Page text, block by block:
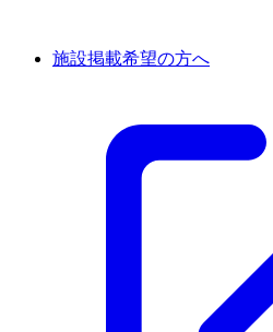
施設掲載希望の方へ